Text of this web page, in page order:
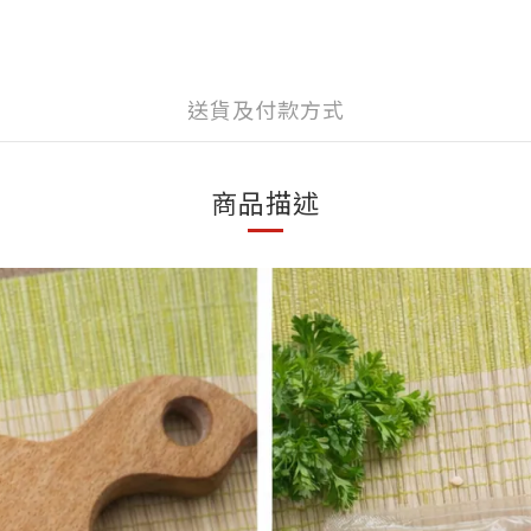
送貨及付款方式
商品描述